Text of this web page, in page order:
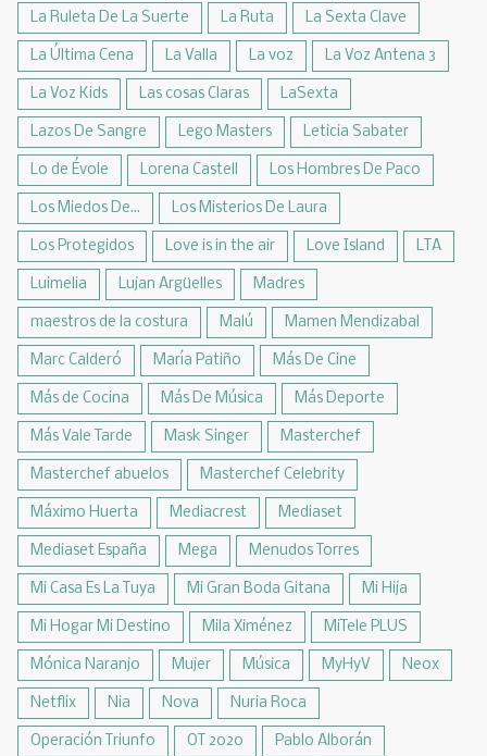
La Ruleta De La Suerte La Ruta La Sexta Clave
La Última Cena La Valla La voz La Voz Antena 3
La Voz Kids Las cosas Claras LaSexta
Lazos De Sangre Lego Masters Leticia Sabater
Lo de Évole Lorena Castell Los Hombres De Paco
Los Miedos De... Los Misterios De Laura
Los Protegidos Love is in the air Love Island LTA
Luimelia Lujan Argüelles Madres
maestros de la costura Malú Mamen Mendizabal
Marc Calderó María Patiño Más De Cine
Más de Cocina Más De Música Más Deporte
Más Vale Tarde Mask Singer Masterchef
Masterchef abuelos Masterchef Celebrity
Máximo Huerta Mediacrest Mediaset
Mediaset España Mega Menudos Torres
Mi Casa Es La Tuya Mi Gran Boda Gitana Mi Hija
Mi Hogar Mi Destino Mila Ximénez MiTele PLUS
Mónica Naranjo Mujer Música MyHyV Neox
Netflix Nia Nova Nuria Roca
Operación Triunfo OT 2020 Pablo Alborán